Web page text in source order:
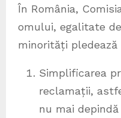
În România,
omului, egalitate
minorități pledează
Simplificarea
reclamații,
nu mai